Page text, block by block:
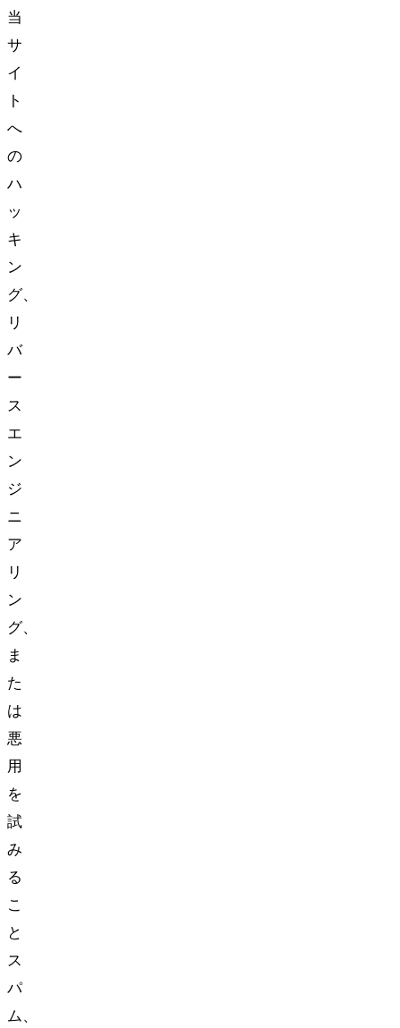
当
サ
イ
ト
へ
の
ハ
ッ
キ
ン
グ、
リ
バ
ー
ス
エ
ン
ジ
ニ
ア
リ
ン
グ、
ま
た
は
悪
用
を
試
み
る
こ
と
ス
パ
ム、